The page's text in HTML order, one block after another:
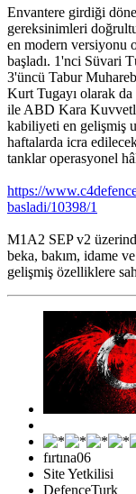
Envantere girdiği
gereksinimleri
en modern versiyonu
başladı. 1'nci Süvari
3'üncü Tabur
Kurt Tugayı olarak
ile ABD Kara
kabiliyeti en gelişmiş
haftalarda icra
tanklar operasyonel
https://
basladi/10398/1
M1A2 SEP v2
beka, bakım, idame
gelişmiş özelliklere
fırtına06
Site Yetkilisi
DefenceTurk